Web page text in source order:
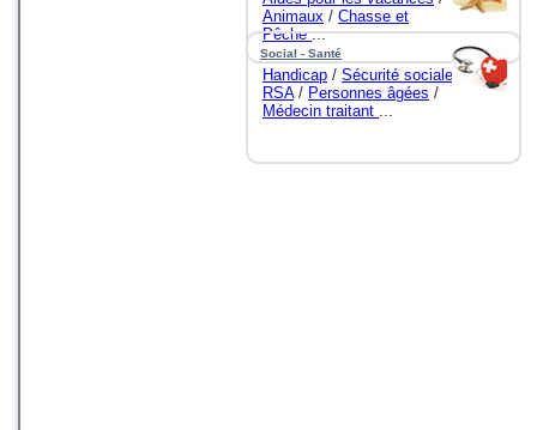
Animaux / Chasse et
Pêche...
Social - Santé
Handicap / Sécurité sociale /
RSA/ Personnes âgées /
Médecin traitant ...